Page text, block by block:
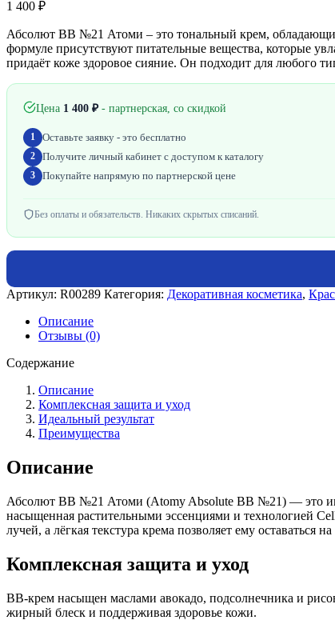
1 400 ₽
Абсолют BB №21 Атоми – это тональный крем,
формуле присутствуют питательные вещества, которые
придаёт коже здоровое сияние. Он подходит для любого
Цена 1 400 ₽- партнерская, со скидкой
1 Оставьте заявку - это бесплатно
2 Получите личный кабинет с доступом к каталогу
3 Покупайте напрямую по партнерской цене
Без оплаты и обязательств. Никаких скрытых списаний.
Артикул: R00289 Категория: Декоративная косметика,
Описание
Отзывы (0)
Содержание
Описание
Комплексная защита и уход
Идеальный результат
Преимущества
Описание
Абсолют BB №21 Атоми (Atomy Absolute BB №21) — это
насыщенная растительными эссенциями и технологией
лучей, а лёгкая текстура крема позволяет ему оставаться
Комплексная защита и уход
BB-крем насыщен маслами авокадо, подсолнечника и
жирный блеск и поддерживая здоровье кожи.